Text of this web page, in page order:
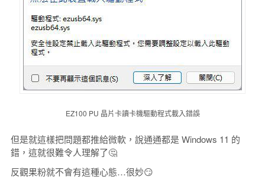
EZ100 PU 晶片卡讀卡機驅動程式載入錯誤
但是就這樣把問題都推給微軟，說通通都是 Windows 11 的
錯，這就很難令人理解了🤔
反觀果粉就不會有這種心態…很妙😏